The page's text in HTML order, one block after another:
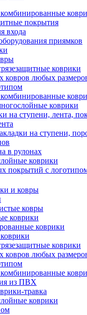
покрытия
входа
приямков
коврики
ковров любых
коврики
на ступени, лента,
на ступени,
в рулонах
коврики
покрытий с
и ковры
ковры
коврики
коврики
коврики
ковров любых
из ПВХ
травка
коврики